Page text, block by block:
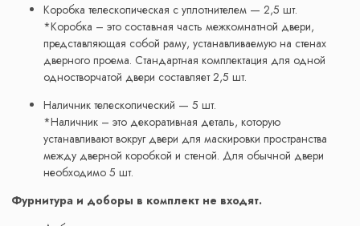
Коробка телескопическая с уплотнителем — 2,5 шт.
*Коробка – это составная часть межкомнатной двери,
представляющая собой раму, устанавливаемую на стенах
дверного проема. Стандартная комплектация для одной
одностворчатой двери составляет 2,5 шт.
Наличник телескопический — 5 шт.
*Наличник – это декоративная деталь, которую
устанавливают вокруг двери для маскировки пространства
между дверной коробкой и стеной. Для обычной двери
необходимо 5 шт.
Фурнитура и доборы в комплект не входят.